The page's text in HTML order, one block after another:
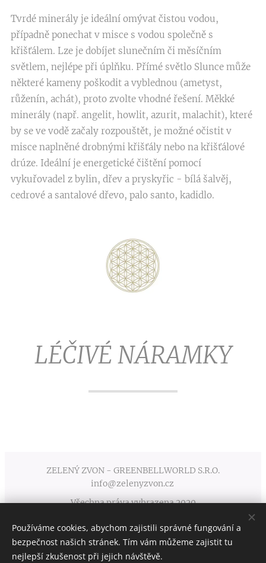
Tvrdé minerály je ideální omývat čistou vodou,
případně ponechat v misce s vodou společně s
křišťálem. Lze je dobíjet slunečním či měsíčním
světlem, nejlépe při úplňku. Přímé světlo Slunce může
některé kameny poškodit a vyblednou (ametyst,
růženín, achát), proto zvolte vhodné řešení. Měkké
minerály (např. angelit, howlit, azurit, malachit), které
by se ve vodě začaly rozpouštět, je možné očistit v
misce naplněné drobnými křišťály nebo na křišťálové
drúze. Ideální je energetické čištění pomocí
vykuřovadel z bylin, dřev a pryskyřic - bílá šalvěj,
cedrové a santalové dřevo, palo santo, kadidlo.
LÉČIVÉ NÁRAMKY
ZELENÝ ZVON - GREENBELLWORLD S.R.O.
info@zelenyzvon.cz
Všechna práva vyhrazena 2020
Obchodní podmínky Cookies
Používáme cookies, abychom zajistili správné fungování a
bezpečnost našich stránek. Tím vám můžeme zajistit tu
nejlepší zkušenost při jejich návštěvě.